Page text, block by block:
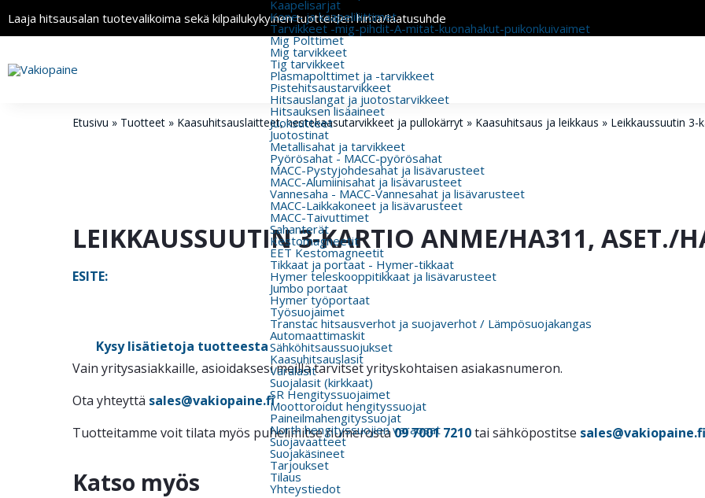
Laaja hitsausalan tuotevalikoima sekä kilpailukykyinen tuotteiden hinta/laatusuhde
Kaapelisarjat
Kone- ja kaapeliliittimet
Tarvikkeet -mig-pihdit-A-mitat-kuonahakut-puikonkuivaimet
Mig Polttimet
Mig tarvikkeet
Tig tarvikkeet
Plasmapolttimet ja -tarvikkeet
Pistehitsaustarvikkeet
Hitsauslangat ja juotostarvikkeet
Hitsauksen lisäaineet
Juoksutteet
Juotostinat
Metallisahat ja tarvikkeet
Pyörösahat - MACC-pyörösahat
MACC-Pystyjohdesahat ja lisävarusteet
MACC-Alumiinisahat ja lisävarusteet
Vannesaha - MACC-Vannesahat ja lisävarusteet
MACC-Laikkakoneet ja lisävarusteet
MACC-Taivuttimet
Sahanterät
Kestomagneetit
EET Kestomagneetit
Tikkaat ja portaat - Hymer-tikkaat
Hymer teleskooppitikkaat ja lisävarusteet
Jumbo portaat
Hymer työportaat
Työsuojaimet
Transtac hitsausverhot ja suojaverhot / Lämpösuojakangas
Automaattimaskit
Sähköhitsaussuojukset
Kaasuhitsauslasit
Varalasit
Suojalasit (kirkkaat)
SR Hengityssuojaimet
Moottoroidut hengityssuojat
Paineilmahengityssuojat
North hengityssuojien varaosat
Suojavaatteet
Suojakäsineet
Tarjoukset
Tilaus
Yhteystiedot
Etusivu » Tuotteet » Kaasuhitsaus­laitteet, nestekaasu­tarvikkeet ja pullokärryt » Kaasuhitsaus ja leikkaus » Leikkaussuutin 3-
LEIKKAUSSUUTIN 3-KARTIO ANME/HA311, ASET./
ESITE:
Kysy lisätietoja tuotteesta
Vain yritysasiakkaille, asioidaksesi meillä tarvitset yrityskohtaisen asiakasnumeron.
Ota yhteyttä sales@vakiopaine.fi
Tuotteitamme voit tilata myös puhelimitse numerosta09 7001 7210tai sähköpostitse sales@vakiopaine.fi
Katso myös